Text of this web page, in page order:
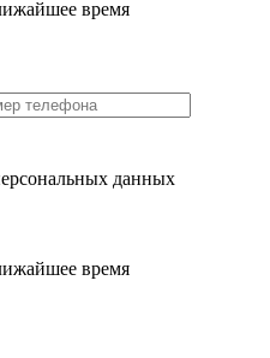
время
данных
время